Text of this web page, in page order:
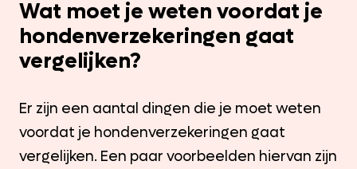
Wat moet je weten voordat je
hondenverzekeringen gaat
vergelijken?
Er zijn een aantal dingen die je moet weten
voordat je hondenverzekeringen gaat
vergelijken. Een paar voorbeelden hiervan zijn